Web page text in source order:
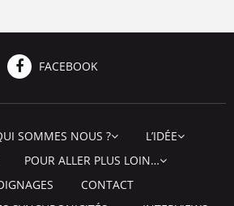
FACEBOOK
SOMMES NOUS ?
L’IDÉE
POUR ALLER PLUS LOIN…
CONTACT